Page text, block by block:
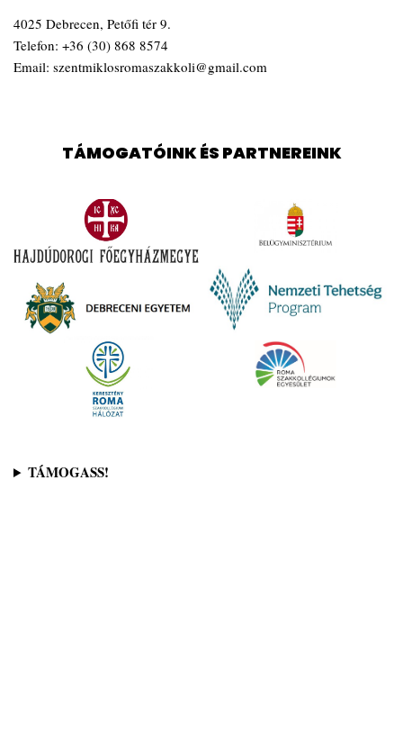
4025 Debrecen, Petőfi tér 9.
Telefon: +36 (30) 868 8574
Email: szentmiklosromaszakkoli@gmail.com
TÁMOGATÓINK ÉS PARTNEREINK
TÁMOGASS!